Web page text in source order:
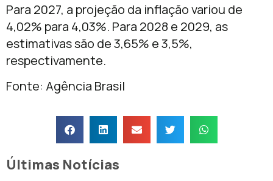
Para 2027, a projeção da inflação variou de
4,02% para 4,03%. Para 2028 e 2029, as
estimativas são de 3,65% e 3,5%,
respectivamente.
Fonte: Agência Brasil
Últimas Notícias